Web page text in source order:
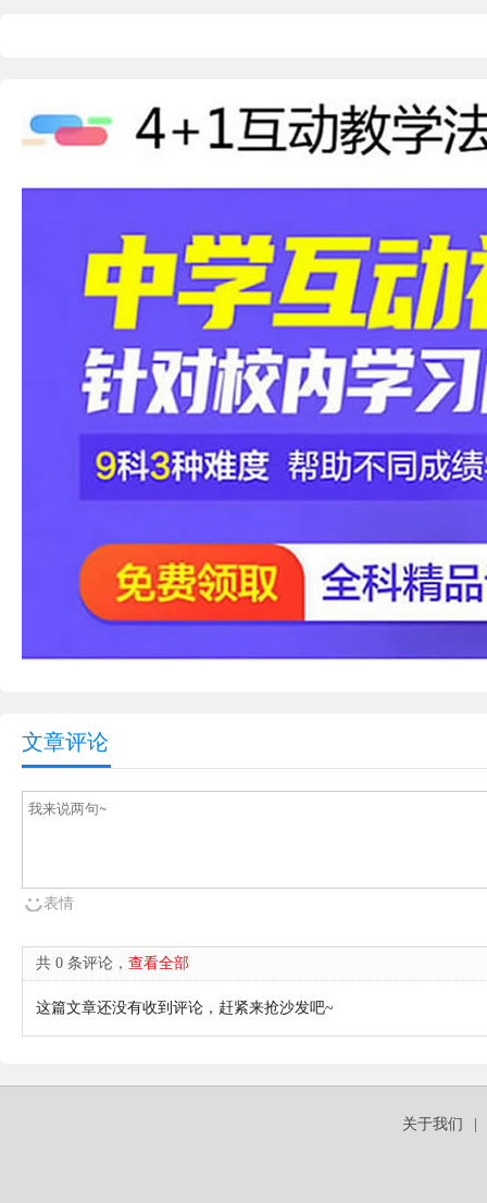
文章评论
表情
共 0 条评论， 查看全部
这篇文章还没有收到评论，赶紧来抢沙发吧~
关于我们